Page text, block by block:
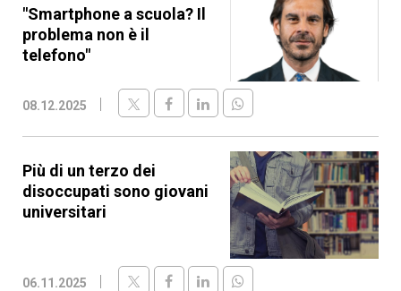
"Smartphone a scuola? Il
problema non è il
telefono"
08.12.2025
Più di un terzo dei
disoccupati sono giovani
universitari
06.11.2025